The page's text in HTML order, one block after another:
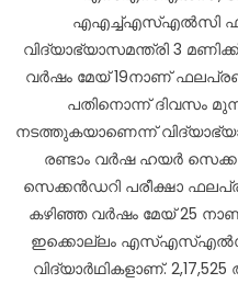
എഎച്ച്എസ്എൽസി
വിദ്യാഭ്യാസമന്ത്രി 3
വർഷം മേയ് 19നാണ്
പതിനൊന്ന് ദിവസം
നടത്തുകയാണെന്ന്
രണ്ടാം വർഷ ഹയർ
സെക്കൻഡറി പരീക്ഷാ
കഴിഞ്ഞ വർഷം മേയ് 25
ഇക്കൊല്ലം എസ്എസ്എൽസി
വിദ്യാർഥികളാണ്.